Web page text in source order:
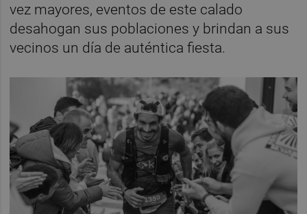
vez mayores, eventos de este calado
desahogan sus poblaciones y brindan a sus
vecinos un día de auténtica fiesta.